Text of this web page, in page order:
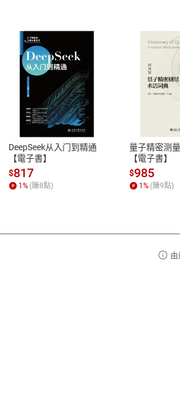
性
參
客服資訊
服務時間：週一到週五 10:00-
13:00-17:00 (國定假日及例假日
客服電話：0080-1857077
DeepSeek从入门到精通
【電子書】
$817
1% (賺8點)
量子精密测
【電子書】
$985
1% (賺9點)